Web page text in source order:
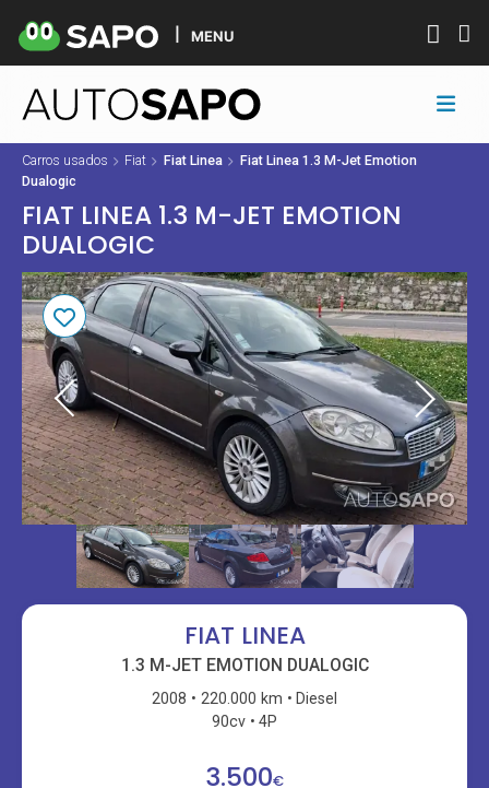
MENU
Carros usados Fiat Fiat Linea
Fiat Linea 1.3 M-Jet Emotion
Dualogic
FIAT LINEA 1.3 M-JET EMOTION
DUALOGIC
FIAT LINEA
1.3 M-JET EMOTION DUALOGIC
2008 220.000 km
Diesel
90cv
4P
3.500€